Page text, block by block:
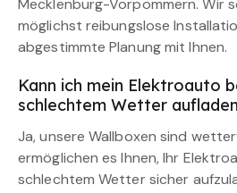
Mecklenburg-Vorpommern. Wir
möglichst reibungslose
abgestimmte Planung mit Ihnen.
Kann ich mein Elektroauto
schlechtem Wetter
Ja, unsere Wallboxen sind
ermöglichen es Ihnen, Ihr
schlechtem Wetter sicher